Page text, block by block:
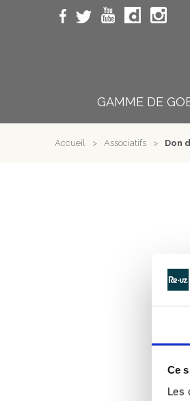
Ce
Les
GAMME DE
Accueil > Associatifs > Don